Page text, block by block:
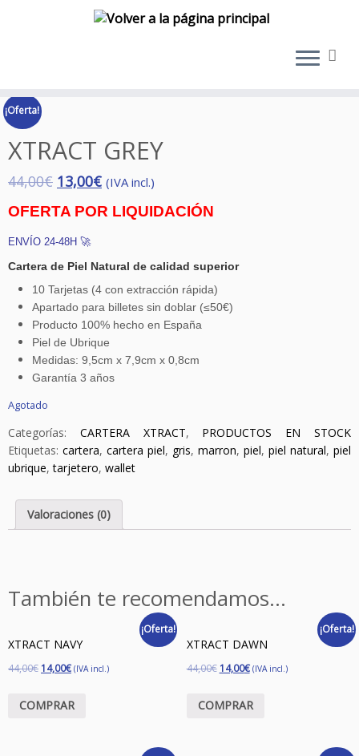
al
contenido
¡Oferta!
XTRACT GREY
44,00€ 13,00€ (IVA incl.)
OFERTA POR LIQUIDACIÓN
ENVÍO 24-48H 🚀
Cartera de Piel Natural de calidad superior
10 Tarjetas (4 con extracción rápida)
Apartado para billetes sin doblar (≤50€)
Producto 100% hecho en España
Piel de Ubrique
Medidas: 9,5cm x 7,9cm x 0,8cm
Garantía 3 años
Agotado
Categorías: CARTERA XTRACT, PRODUCTOS EN STOCK
Etiquetas: cartera, cartera piel, gris, marron, piel, piel natural, piel
ubrique,tarjetero, wallet
Valoraciones (0)
También te recomendamos…
¡Oferta!
XTRACT NAVY
44,00€ 14,00€ (IVA incl.)
COMPRAR
¡Oferta!
XTRACT DAWN
44,00€ 14,00€ (IVA incl.)
COMPRAR